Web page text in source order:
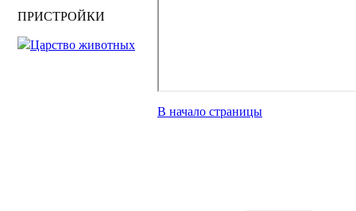
ПРИСТРОЙКИ
Царство животных
В начало страницы